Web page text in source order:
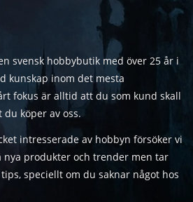
svensk hobbybutik med över 25 år i
kunskap inom det mesta
fokus är alltid att du som kund skall
köper av oss.
intresserade av hobbyn försöker vi
produkter och trender men tar
speciellt om du saknar något hos